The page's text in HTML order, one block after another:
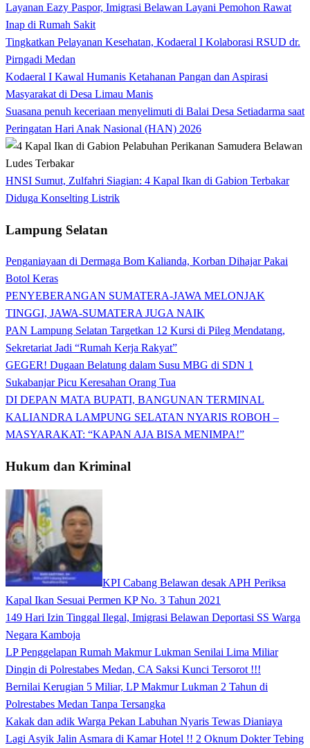
Layanan Eazy Paspor, Imigrasi Belawan Layani Pemohon Rawat
Inap di Rumah Sakit
Tingkatkan Pelayanan Kesehatan, Kodaeral I Kolaborasi RSUD dr.
Pirngadi Medan‎
Kodaeral I Kawal Humanis Ketahanan Pangan dan Aspirasi
Masyarakat di Desa Limau Manis
Suasana penuh keceriaan menyelimuti di Balai Desa Setiadarma saat
Peringatan Hari Anak Nasional (HAN) 2026
HNSI Sumut, Zulfahri Siagian: 4 Kapal Ikan di Gabion Terbakar
Diduga Konselting Listrik
Lampung Selatan
Penganiayaan di Dermaga Bom Kalianda, Korban Dihajar Pakai
Botol Keras
PENYEBERANGAN SUMATERA-JAWA MELONJAK
TINGGI, JAWA-SUMATERA JUGA NAIK
PAN Lampung Selatan Targetkan 12 Kursi di Pileg Mendatang,
Sekretariat Jadi “Rumah Kerja Rakyat”
GEGER! Dugaan Belatung dalam Susu MBG di SDN 1
Sukabanjar Picu Keresahan Orang Tua
DI DEPAN MATA BUPATI, BANGUNAN TERMINAL
KALIANDRA LAMPUNG SELATAN NYARIS ROBOH –
MASYARAKAT: “KAPAN AJA BISA MENIMPA!”
Hukum dan Kriminal
KPI Cabang Belawan desak APH Periksa
Kapal Ikan Sesuai Permen KP No. 3 Tahun 2021
149 Hari Izin Tinggal Ilegal, Imigrasi Belawan Deportasi SS Warga
Negara Kamboja
LP Penggelapan Rumah Makmur Lukman Senilai Lima Miliar
Dingin di Polrestabes Medan, CA Saksi Kunci Tersorot !!!
Bernilai Kerugian 5 Miliar, LP Makmur Lukman 2 Tahun di
Polrestabes Medan Tanpa Tersangka
Kakak dan adik Warga Pekan Labuhan Nyaris Tewas Dianiaya
Lagi Asyik Jalin Asmara di Kamar Hotel !! 2 Oknum Dokter Tebing